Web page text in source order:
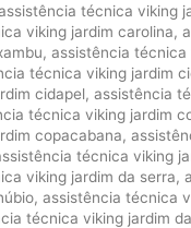
técnica viking
viking jardim carolina,
, assistência técnica
técnica viking jardim
cidapel, assistência
técnica viking jardim
copacabana,
técnica viking
viking jardim da serra,
, assistência técnica
técnica viking jardim